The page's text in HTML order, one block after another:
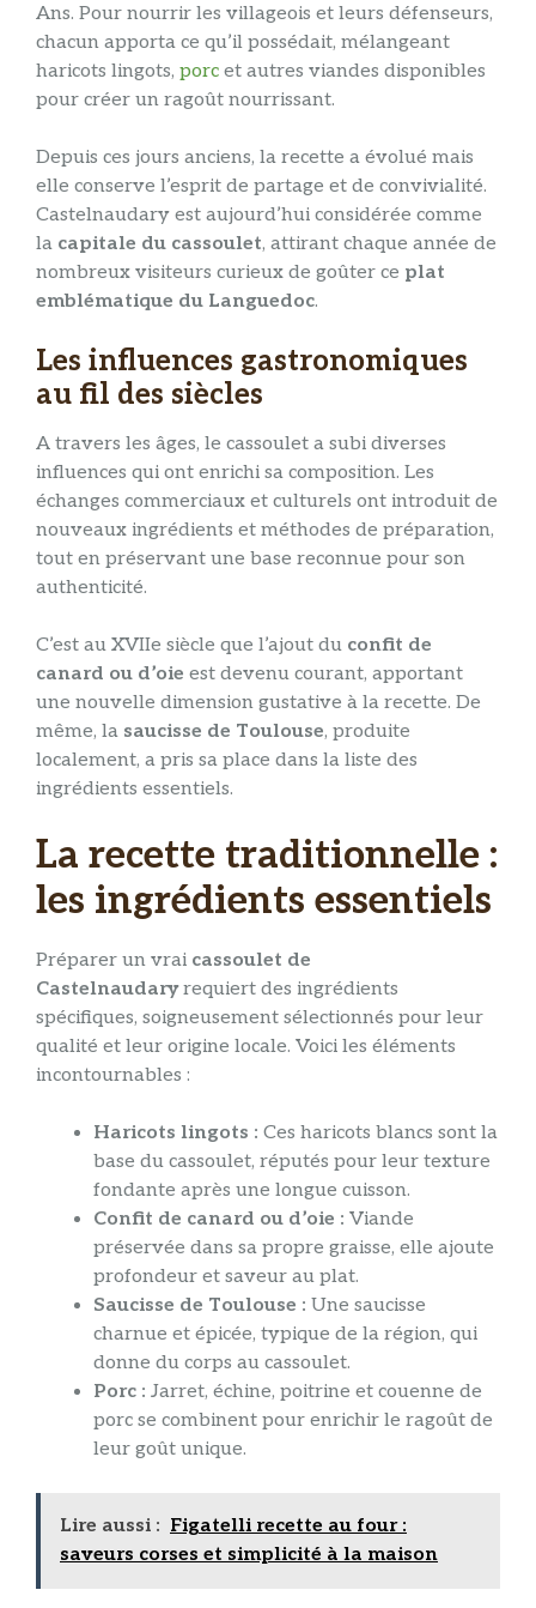
Ans. Pour nourrir les villageois et leurs défenseurs,
chacun apporta ce qu’il possédait, mélangeant
haricots lingots, porc et autres viandes disponibles
pour créer un ragoût nourrissant.
Depuis ces jours anciens, la recette a évolué mais
elle conserve l’esprit de partage et de convivialité.
Castelnaudary est aujourd’hui considérée comme
la capitale du cassoulet, attirant chaque année de
nombreux visiteurs curieux de goûter ce plat
emblématique du Languedoc.
Les influences gastronomiques
au fil des siècles
A travers les âges, le cassoulet a subi diverses
influences qui ont enrichi sa composition. Les
échanges commerciaux et culturels ont introduit de
nouveaux ingrédients et méthodes de préparation,
tout en préservant une base reconnue pour son
authenticité.
C’est au XVIIe siècle que l’ajout du confit de
canard ou d’oie est devenu courant, apportant
une nouvelle dimension gustative à la recette. De
même, la saucisse de Toulouse, produite
localement, a pris sa place dans la liste des
ingrédients essentiels.
La recette traditionnelle :
les ingrédients essentiels
Préparer un vrai cassoulet de
Castelnaudaryrequiert des ingrédients
spécifiques, soigneusement sélectionnés pour leur
qualité et leur origine locale. Voici les éléments
incontournables :
Haricots lingots : Ces haricots blancs sont la
base du cassoulet, réputés pour leur texture
fondante après une longue cuisson.
Confit de canard ou d’oie : Viande
préservée dans sa propre graisse, elle ajoute
profondeur et saveur au plat.
Saucisse de Toulouse : Une saucisse
charnue et épicée, typique de la région, qui
donne du corps au cassoulet.
Porc : Jarret, échine, poitrine et couenne de
porc se combinent pour enrichir le ragoût de
leur goût unique.
Lire aussi : Figatelli recette au four :
saveurs corses et simplicité à la maison